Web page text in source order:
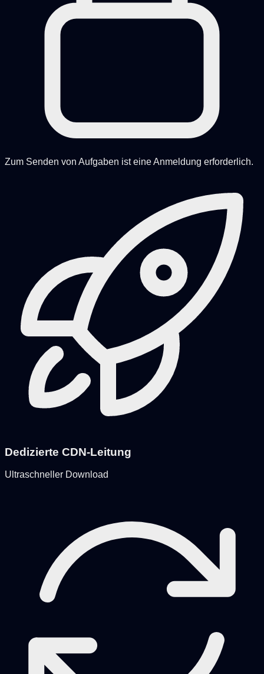
Zum Senden von Aufgaben ist eine Anmeldung erforderlich.
Dedizierte CDN-Leitung
Ultraschneller Download